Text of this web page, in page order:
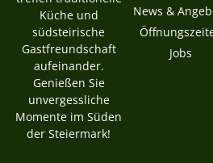
Küche und
südsteirische
Gastfreundschaft
aufeinander.
Genießen Sie
unvergessliche
Momente im Süden
der Steiermark!
News &
Jobs